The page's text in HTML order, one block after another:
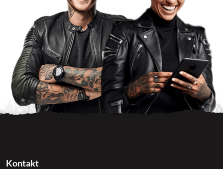
Kontakt